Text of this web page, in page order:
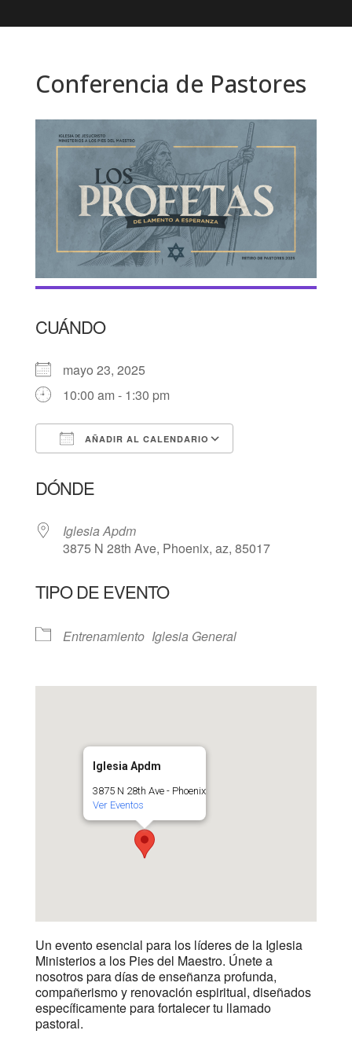
Conferencia de Pastores
CUÁNDO
mayo 23, 2025
10:00 am - 1:30 pm
AÑADIR AL CALENDARIO
DÓNDE
Iglesia Apdm
3875 N 28th Ave, Phoenix, az, 85017
TIPO DE EVENTO
Entrenamiento Iglesia General
Iglesia Apdm
3875 N 28th Ave - Phoenix
Ver Eventos
Un evento esencial para los líderes de la Iglesia
Ministerios a los Pies del Maestro. Únete a
nosotros para días de enseñanza profunda,
compañerismo y renovación espiritual, diseñados
específicamente para fortalecer tu llamado
pastoral.